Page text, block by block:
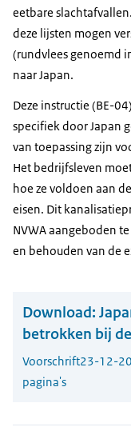
eetbare
deze lijsten mogen
(rundvlees genoemd
naar Japan.
Deze instructie (BE-
specifiek door Japan
van toepassing zijn
Het bedrijfsleven
hoe ze voldoen aan
eisen. Dit
NVWA aangeboden
en behouden van de
Download:
betrokken bij
Voorschrift23-12-
pagina's